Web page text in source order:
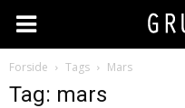
Forside Tags Mars
Tag: mars